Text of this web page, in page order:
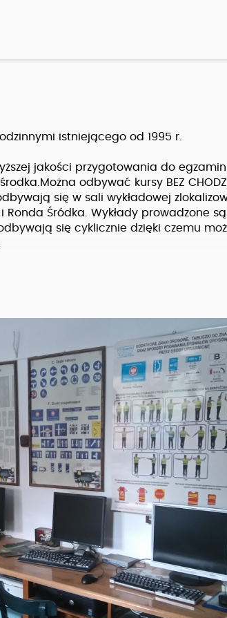
istniejącego od 1995 r.
jakości przygotowania do
odbywać kursy BEZ
się w sali wykładowej
Śródka. Wykłady prowadzone
się cyklicznie dzięki czemu